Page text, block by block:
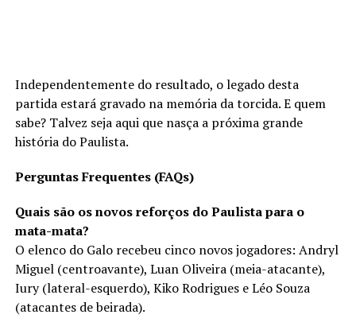
Independentemente do resultado, o legado desta
partida estará gravado na memória da torcida. E quem
sabe? Talvez seja aqui que nasça a próxima grande
história do Paulista.
Perguntas Frequentes (FAQs)
Quais são os novos reforços do Paulista para o
mata-mata?
O elenco do Galo recebeu cinco novos jogadores: Andryl
Miguel (centroavante), Luan Oliveira (meia-atacante),
Iury (lateral-esquerdo), Kiko Rodrigues e Léo Souza
(atacantes de beirada).